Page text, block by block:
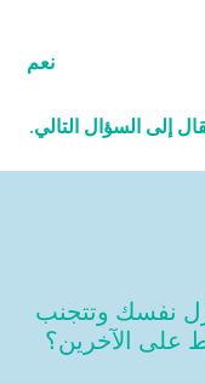
نعم
إلى السؤال التالي.
نفسك وتتجنب
على الآخرين؟